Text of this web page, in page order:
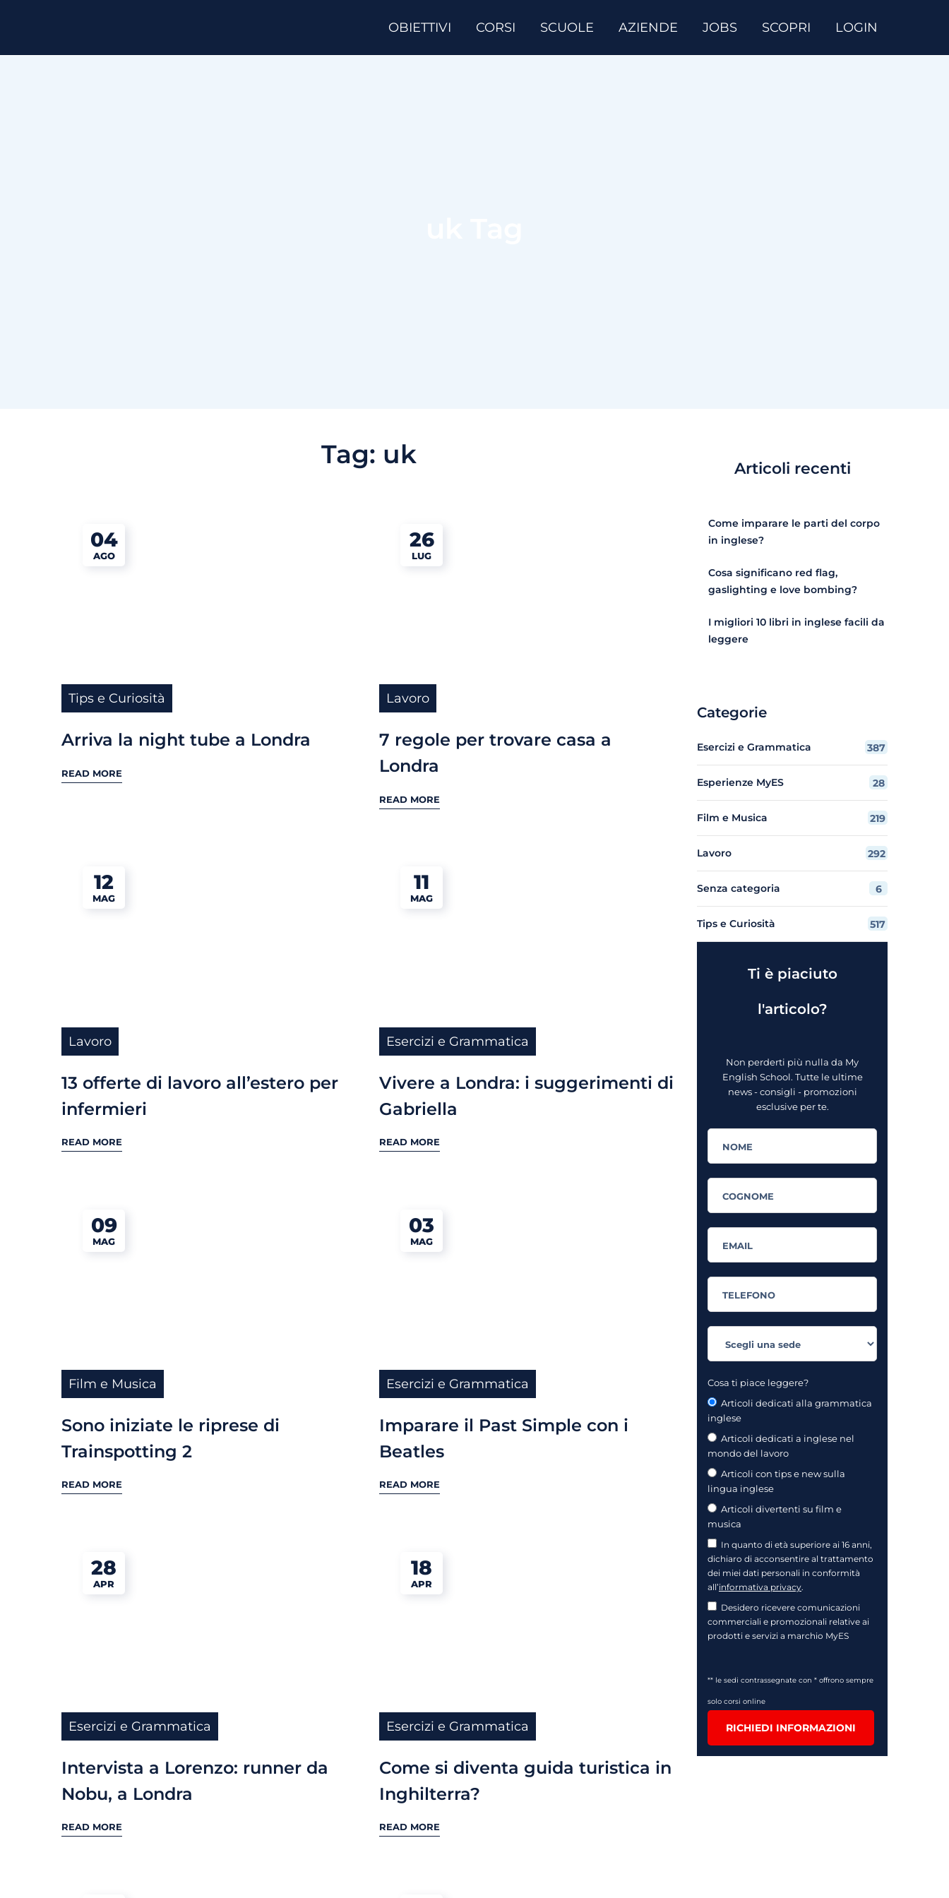
OBIETTIVI CORSI SCUOLE AZIENDE JOBS SCOPRI LOGIN
Tag: uk
04
AGO
Tips e Curiosità
Arriva la night tube a Londra
READ MORE
26
LUG
Lavoro
7 regole per trovare casa a
Londra
READ MORE
12
MAG
Lavoro
13 offerte di lavoro all’estero per
infermieri
READ MORE
11
MAG
Esercizi e Grammatica
Vivere a Londra: i suggerimenti di
Gabriella
READ MORE
09
MAG
Film e Musica
Sono iniziate le riprese di
Trainspotting 2
READ MORE
03
MAG
Esercizi e Grammatica
Imparare il Past Simple con i
Beatles
READ MORE
28
APR
Esercizi e Grammatica
Intervista a Lorenzo: runner da
Nobu, a Londra
READ MORE
18
APR
Esercizi e Grammatica
Come si diventa guida turistica in
Inghilterra?
READ MORE
Articoli recenti
Come imparare le parti del corpo
in inglese?
Cosa significano red flag,
gaslighting e love bombing?
I migliori 10 libri in inglese facili da
leggere
Categorie
Esercizi e Grammatica 387
Esperienze MyES 28
Film e Musica 219
Lavoro 292
Senza categoria 6
Tips e Curiosità 517
Ti è piaciuto
l'articolo?
Non perderti più nulla da My
English School. Tutte le ultime
news - consigli - promozioni
esclusive per te.
Cosa ti piace leggere?
Articoli dedicati alla grammatica
inglese
Articoli dedicati a inglese nel
mondo del lavoro
Articoli con tips e new sulla
lingua inglese
Articoli divertenti su film e
musica
In quanto di età superiore ai 16 anni,
dichiaro di acconsentire al trattamento
dei miei dati personali in conformità
all’informativa privacy.
Desidero ricevere comunicazioni
commerciali e promozionali relative ai
prodotti e servizi a marchio MyES
** le sedi contrassegnate con * offrono sempre
solo corsi online
RICHIEDI INFORMAZIONI